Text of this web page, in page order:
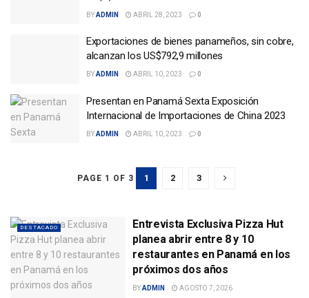
BYADMIN ABRIL 28, 2023 0
Exportaciones de bienes panameños, sin cobre,
alcanzan los US$792,9 millones
BYADMIN ABRIL 10, 2023 0
Presentan en Panamá Sexta Exposición
Internacional de Importaciones de China 2023
BYADMIN ABRIL 10, 2023 0
PAGE 1 OF 3 1 2 3
DESTACADO
Entrevista Exclusiva Pizza Hut
planea abrir entre 8 y 10
restaurantes en Panamá en los
próximos dos años
BYADMIN AGOSTO 7, 2026